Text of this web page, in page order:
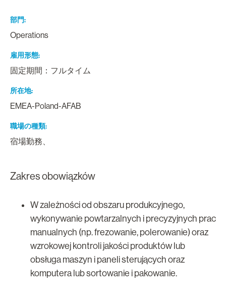
部門
Operations
雇用形態
固定期間：フルタイム
所在地
EMEA-Poland-AFAB
職場の種類
宿場勤務、
Zakres obowiązków
W zależności od obszaru produkcyjnego,
wykonywanie powtarzalnych i precyzyjnych prac
manualnych (np. frezowanie, polerowanie) oraz
wzrokowej kontroli jakości produktów lub
obsługa maszyn i paneli sterujących oraz
komputera lub sortowanie i pakowanie.